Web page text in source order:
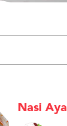
Nasi